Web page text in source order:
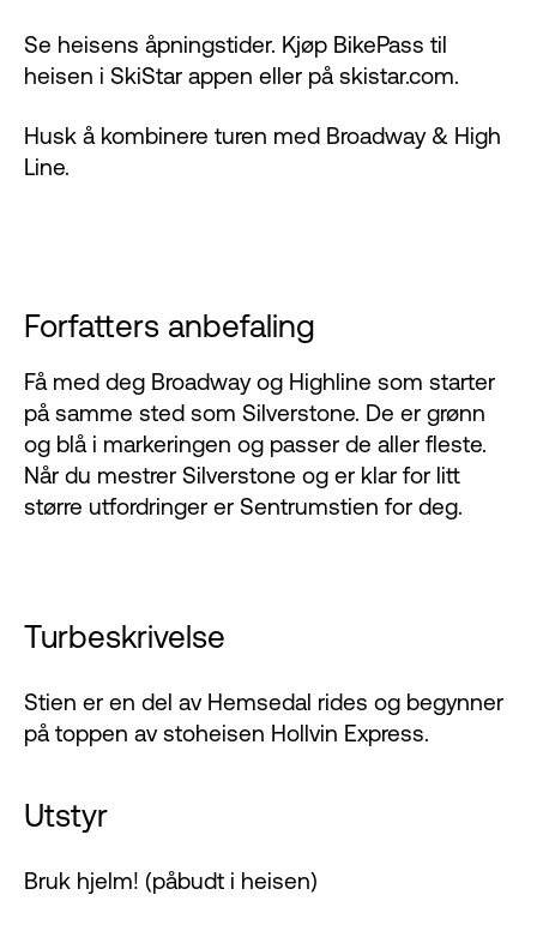
Se heisens åpningstider. Kjøp BikePass til
heisen i SkiStar appen eller på skistar.com.
Husk å kombinere turen med Broadway & High
Line.
Forfatters anbefaling
Få med deg Broadway og Highline som starter
på samme sted som Silverstone. De er grønn
og blå i markeringen og passer de aller fleste.
Når du mestrer Silverstone og er klar for litt
større utfordringer er Sentrumstien for deg.
Turbeskrivelse
Stien er en del av Hemsedal rides og begynner
på toppen av stoheisen Hollvin Express.
Utstyr
Bruk hjelm! (påbudt i heisen)